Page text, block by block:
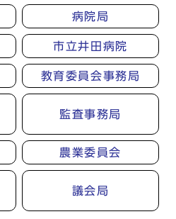
病院局
市立井田病院
教育委員会事務局
監査事務局
農業委員会
議会局